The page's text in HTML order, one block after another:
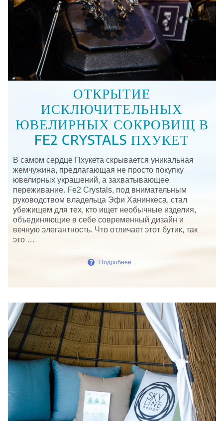
ОТКРЫТИЕ
ИСКЛЮЧИТЕЛЬНЫХ
ЮВЕЛИРНЫХ СОКРОВИЩ В
FE2 CRYSTALS ПХУКЕТ
В самом сердце Пхукета скрывается уникальная
жемчужина, предлагающая не просто покупку
ювелирных украшений, а захватывающее
переживание. Fe2 Crystals, под внимательным
руководством владельца Эфи Ханинкеса, стал
убежищем для тех, кто ищет необычные изделия,
объединяющие в себе современный дизайн и
вечную элегантность. Что отличает этот бутик, так
это …
Подробнее...